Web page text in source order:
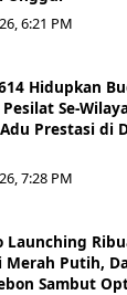
6:21 PM
Hidupkan
Se-
Prestasi di
7:28 PM
Launching
Merah Putih,
Sambut